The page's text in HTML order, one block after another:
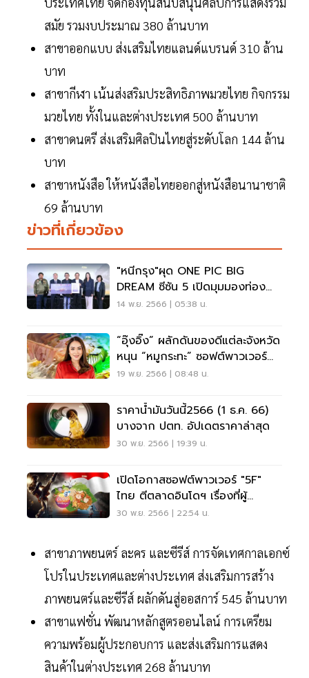
สมัย รวมงบประมาณ 380 ล้านบาท
สาขาออกแบบ ส่งเสริมไทยแลนด์แบรนด์ 310 ล้าน
บาท
สาขากีฬา เน้นส่งสริมประสิทธิภาพมวยไทย กิจกรรม
มวยไทย ทั้งในและต่างประเทศ 500 ล้านบาท
สาขาดนตรี ส่งเสริมศิลปินไทยสู่ระดับโลก 144 ล้าน
บาท
สาขาหนังสือ ให้หนังสือไทยออกสู่หนังสือนานาชาติ
69 ล้านบาท
ข่าวที่เกี่ยวข้อง
"หนีกรุง"ผุด ONE PIC BIG
DREAM ซีซัน 5 เปิดมุมมองท่อง
เที่ยวใหม่
14 พ.ย. 2566 | 05:38 น.
“อุ๊งอิ๊ง” ผลักดันของดีแต่ละจังหวัด
หนุน “หมูกระทะ” ซอฟต์พาวเวอร์
จานเด็ด
19 พ.ย. 2566 | 08:48 น.
ราคาน้ำมันวันนี้2566 (1 ธ.ค. 66)
บางจาก ปตท. อัปเดตราคาล่าสุด
30 พ.ย. 2566 | 19:39 น.
เปิดโอกาสซอฟต์พาวเวอร์ "5F"
ไทย ตีตลาดอินโดฯ เรื่องที่ผู้
ประกอบการต้องรู้
30 พ.ย. 2566 | 22:54 น.
สาขาภาพยนตร์ ละคร และซีรีส์ การจัดเทศกาลเอกซ์
โปรในประเทศและต่างประเทศ ส่งเสริมการสร้าง
ภาพยนตร์และซีรีส์ ผลักดันสู่ออสการ์ 545 ล้านบาท
สาขาแฟชั่น พัฒนาหลักสูตรออนไลน์ การเตรียม
ความพร้อมผู้ประกอบการ และส่งเสริมการแสดง
สินค้าในต่างประเทศ 268 ล้านบาท